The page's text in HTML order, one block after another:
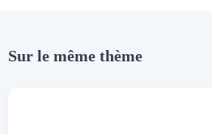
Sur le même thème